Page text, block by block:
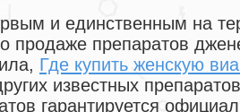
и единственным на
продаже препаратов
, Где купить женскую
известных препаратов
гарантируется